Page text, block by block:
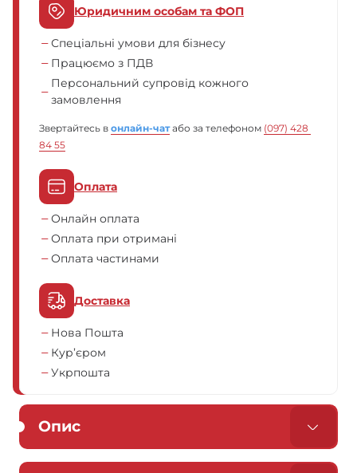
Юридичним особам та ФОП
Спеціальні умови для бізнесу
Працюємо з ПДВ
Персональний супровід кожного
замовлення
Звертайтесь в онлайн-чат або за телефоном (097) 428
84 55
Оплата
Онлайн оплата
Оплата при отримані
Оплата частинами
Доставка
Нова Пошта
Кур’єром
Укрпошта
Опис